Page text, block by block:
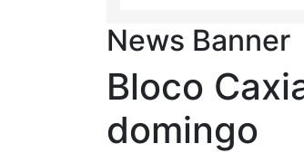
News Banner
Bloco
domingo